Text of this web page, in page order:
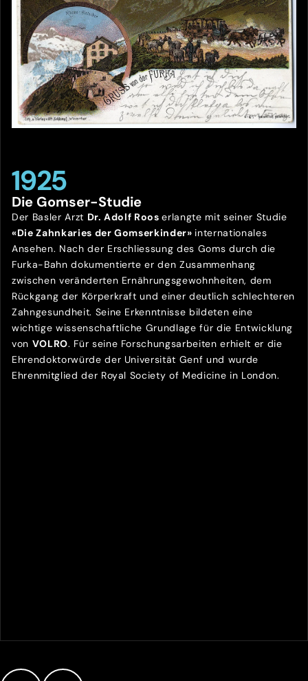
1925
Die Gomser-Studie
Der Basler Arzt Dr. Adolf Rooserlangte mit seiner Studie
«Die Zahnkaries der Gomserkinder» internationales
Ansehen. Nach der Erschliessung des Goms durch die
Furka-Bahn dokumentierte er den Zusammenhang
zwischen veränderten Ernährungsgewohnheiten, dem
Rückgang der Körperkraft und einer deutlich schlechteren
Zahngesundheit. Seine Erkenntnisse bildeten eine
wichtige wissenschaftliche Grundlage für die Entwicklung
von VOLRO. Für seine Forschungsarbeiten erhielt er die
Ehrendoktorwürde der Universität Genf und wurde
Ehrenmitglied der Royal Society of Medicine in London.